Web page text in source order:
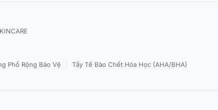
Phổ Rộng Bảo Vệ Tẩy Tế Bào Chết Hóa Học (AHA/BHA)